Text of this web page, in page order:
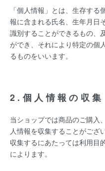
「個人情報」とは、生存す
報に含まれる氏名、生年月日
識別することができるもの、
ができ、それにより特定の個
るものをいいます。
2.個人情報の収集
当ショップでは商品のご購入
人情報を収集することがござ
収集するにあたっては利用目
によります。